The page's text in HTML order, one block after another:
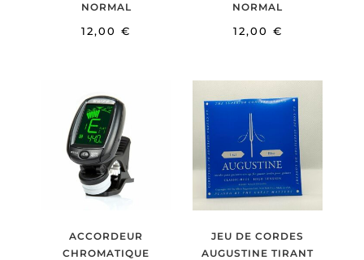
NORMAL
12,00€
NORMAL
12,00 €
ACCORDEUR
CHROMATIQUE
JEU DE CORDES
AUGUSTINE TIRANT